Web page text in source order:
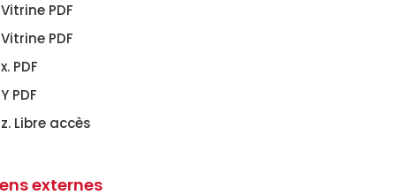
Vitrine PDF
Vitrine PDF
x. PDF
Y PDF
z. Libre accès
externes